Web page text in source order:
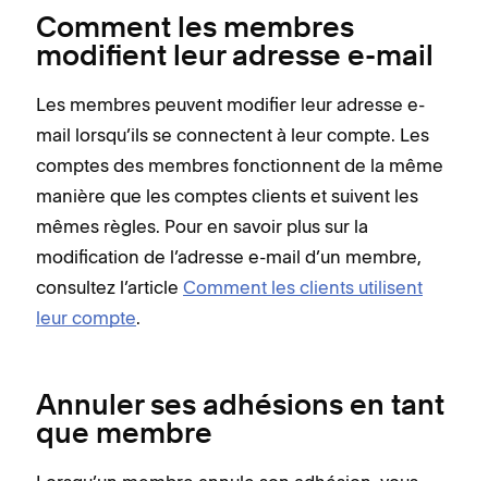
Comment les membres
modifient leur adresse e-mail
Les membres peuvent modifier leur adresse e-
mail lorsqu’ils se connectent à leur compte. Les
comptes des membres fonctionnent de la même
manière que les comptes clients et suivent les
mêmes règles. Pour en savoir plus sur la
modification de l’adresse e-mail d’un membre,
consultez l’article Comment les clients utilisent
leur compte.
Annuler ses adhésions en tant
que membre